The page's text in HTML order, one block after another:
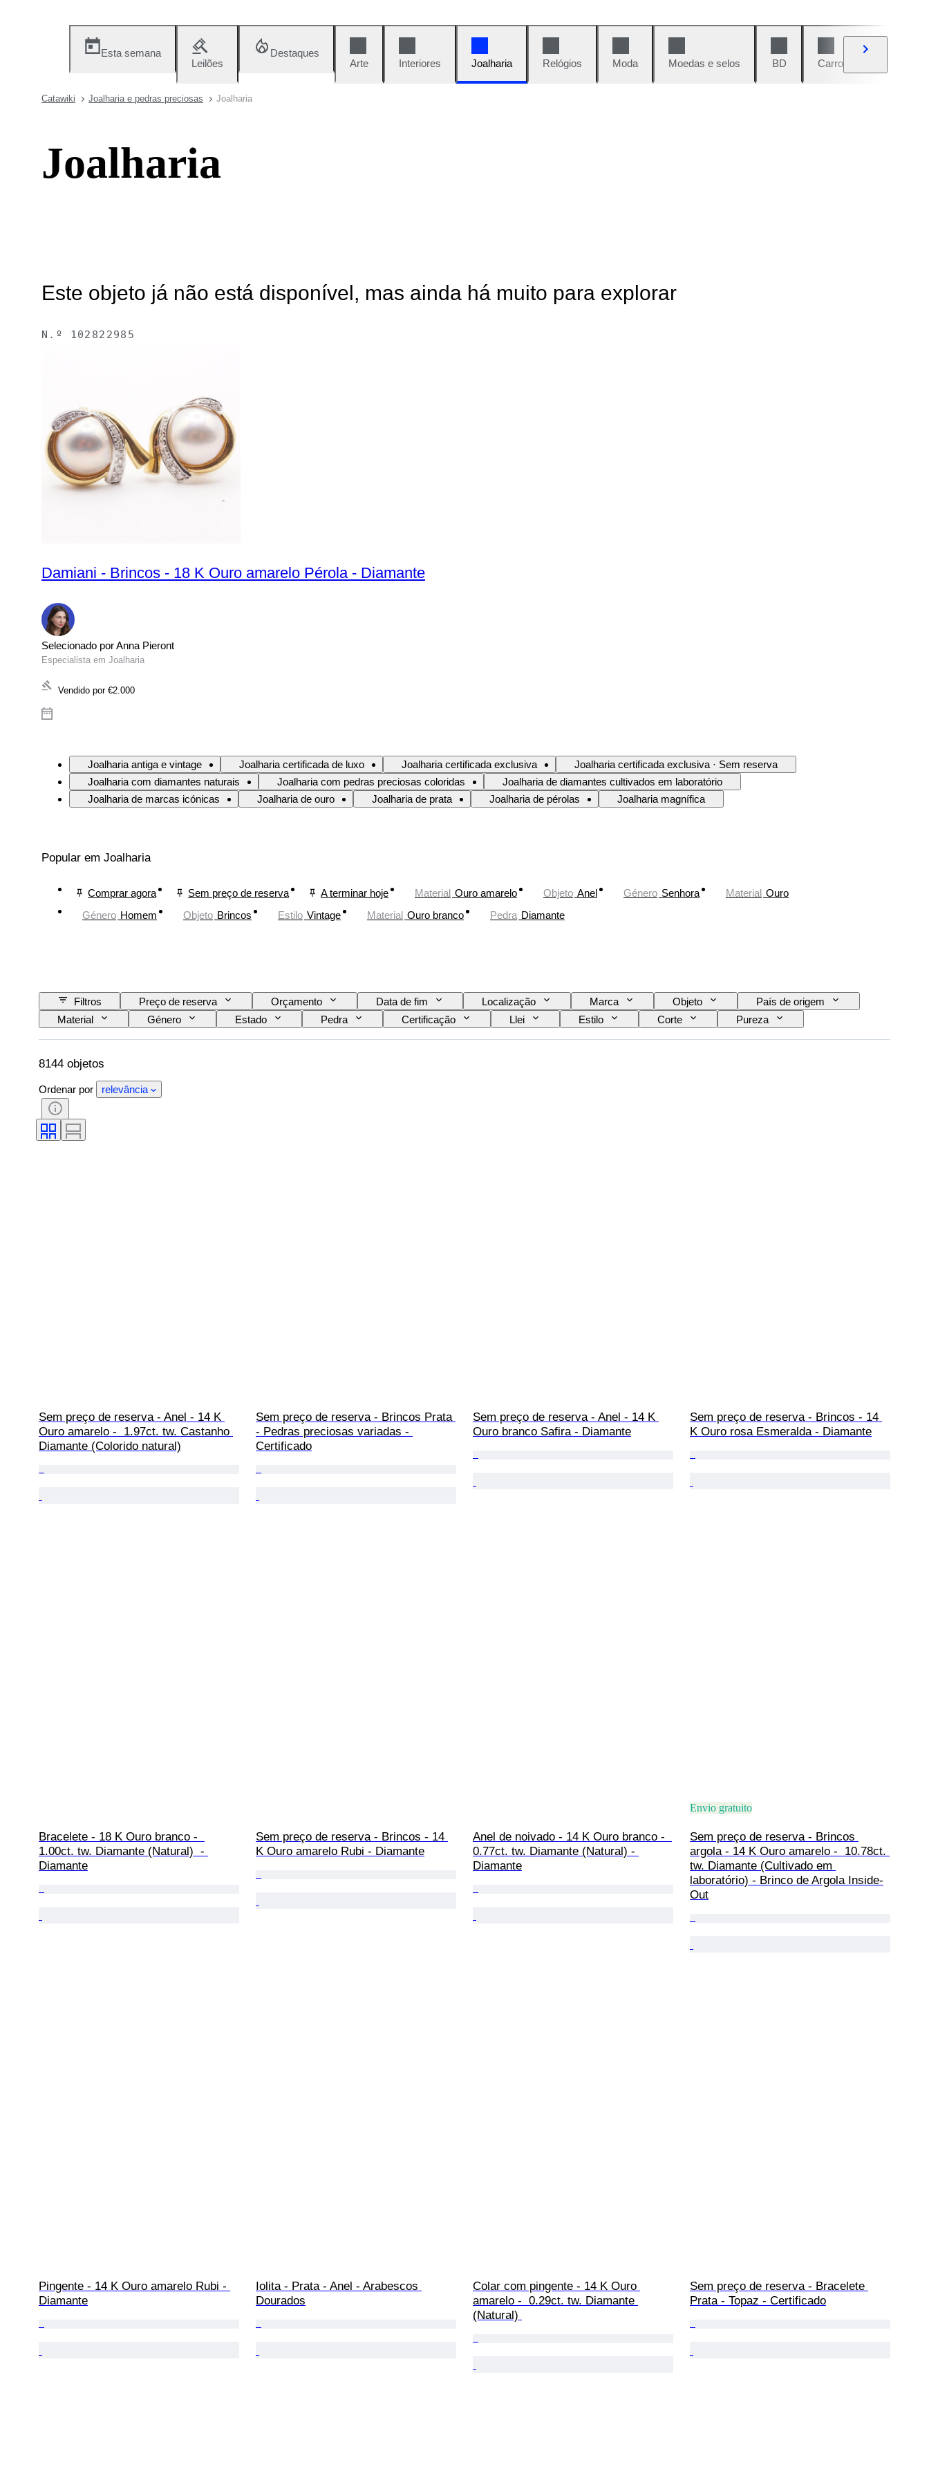
Esta semana
Leilões
Destaques
Arte
Interiores Joalharia Relógios Moda Moedas e selos BD Carros e motos
Catawiki Joalharia e pedras preciosas Joalharia
Joalharia
Este objeto já não está disponível, mas ainda há muito para explorar
N.º 102822985
Damiani - Brincos - 18 K Ouro amarelo Pérola - Diamante
Selecionado por Anna Pieront
Especialista em Joalharia
Vendido por €2.000
Joalharia antiga e vintage Joalharia certificada de luxo Joalharia certificada exclusiva
Joalharia certificada exclusiva · Sem reserva
Joalharia com diamantes naturais
Joalharia com pedras preciosas coloridas
Joalharia de diamantes cultivados em laboratório
Joalharia de marcas icónicas
Joalharia de ouro Joalharia de prata Joalharia de pérolas Joalharia magnífica
Popular em Joalharia
Comprar agora Sem preço de reserva A terminar hoje Material Ouro amarelo Objeto Anel Género Senhora Material Ouro
Género Homem Objeto Brincos Estilo Vintage Material Ouro branco Pedra Diamante
Filtros Preço de reserva Orçamento Data de fim Localização Marca Objeto
País de origem
Material
Género Estado Pedra Certificação Llei Estilo Corte
Pureza
Gama de cores
Cor exata Tamanho no artigo Transparência da pedra preciosa Tratamento
Tipo de diamante
8144 objetos
Ordenar por relevância
Sem preço de reserva - Anel - 14 K
Ouro amarelo -  1.97ct. tw. Castanho
Diamante (Colorido natural)
Sem preço de reserva - Brincos Prata
- Pedras preciosas variadas -
Certificado
Sem preço de reserva - Anel - 14 K
Ouro branco Safira - Diamante
Sem preço de reserva - Brincos - 14
K Ouro rosa Esmeralda - Diamante
Bracelete - 18 K Ouro branco -
1.00ct. tw. Diamante (Natural)  -
Diamante
Sem preço de reserva - Brincos - 14
K Ouro amarelo Rubi - Diamante
Anel de noivado - 14 K Ouro branco -
0.77ct. tw. Diamante (Natural) -
Diamante
Envio gratuito
Sem preço de reserva - Brincos
argola - 14 K Ouro amarelo -  10.78ct.
tw. Diamante (Cultivado em
laboratório) - Brinco de Argola Inside-
Out
Pingente - 14 K Ouro amarelo Rubi -
Diamante
Iolita - Prata - Anel - Arabescos
Dourados
Colar com pingente - 14 K Ouro
amarelo -  0.29ct. tw. Diamante
(Natural)
Sem preço de reserva - Bracelete
Prata - Topaz - Certificado